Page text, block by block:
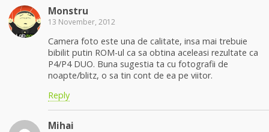
Monstru
13 November, 2012
Camera foto este una de calitate, insa mai trebuie
bibilit putin ROM-ul ca sa obtina aceleasi rezultate ca
P4/P4 DUO. Buna sugestia ta cu fotografii de
noapte/blitz, o sa tin cont de ea pe viitor.
Reply
Mihai